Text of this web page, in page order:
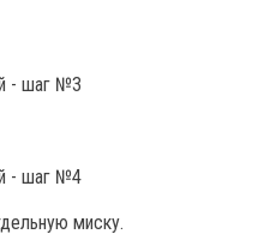
миску.